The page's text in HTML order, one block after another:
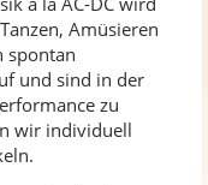
Amüsieren
spontan
und sind in der
zu
wir individuell